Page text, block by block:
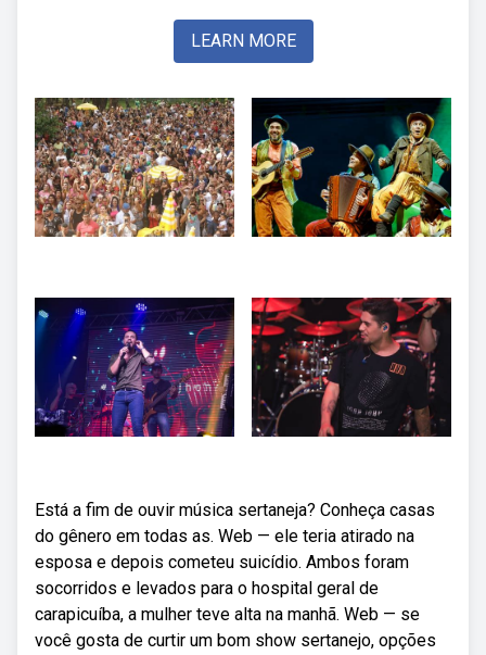
LEARN MORE
Está a fim de ouvir música sertaneja? Conheça casas
do gênero em todas as. Web — ele teria atirado na
esposa e depois cometeu suicídio. Ambos foram
socorridos e levados para o hospital geral de
carapicuíba, a mulher teve alta na manhã. Web — se
você gosta de curtir um bom show sertanejo, opções